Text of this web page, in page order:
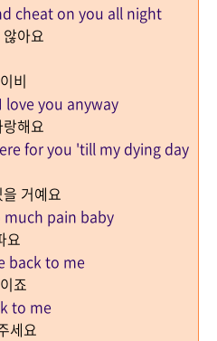
cheat on you all night
아요
비
love you anyway
해요
for you 'till my dying day
거예요
pain baby
요
back to me
죠
to me
세요